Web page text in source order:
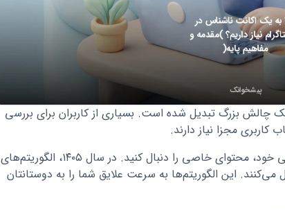
بزرگ تبدیل شده است. بسیاری از کاربران برای بررسی
کاربری مجزا نیاز دارند.
گاهی اوقات می‌خواهید بدون افشای هویت واقعی خود، محتوای خاصی را دنبال کنید. در سال ۱۴۰۵، الگوریتم‌های
این الگوریتم‌ها به سرعت علایق شما را به دوستانتان